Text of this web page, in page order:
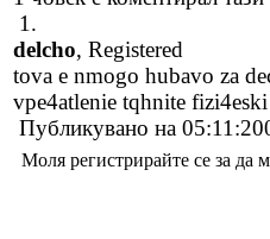
1.
delcho, Registered
tova e nmogo hubavo za
vpe4atlenie tqhnite
Публикувано на
Моля регистрирайте се за да